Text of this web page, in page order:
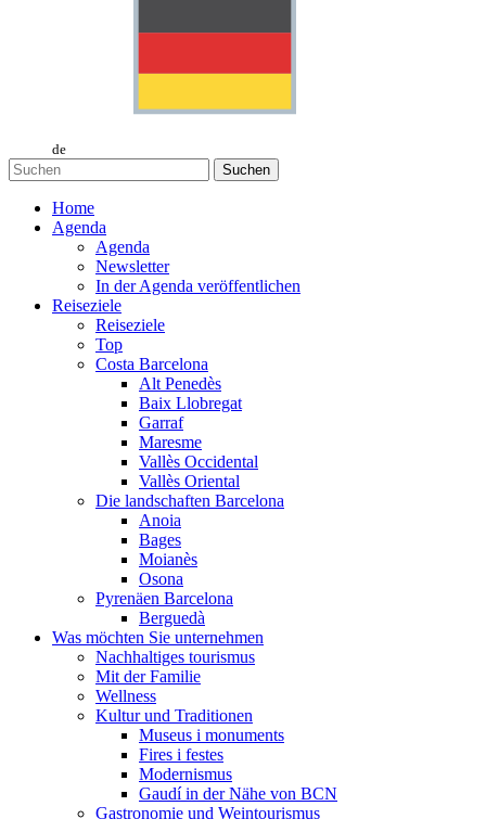
de
Suchen
Home
Agenda
Agenda
Newsletter
In der Agenda veröffentlichen
Reiseziele
Reiseziele
Top
Costa Barcelona
Alt Penedès
Baix Llobregat
Garraf
Maresme
Vallès Occidental
Vallès Oriental
Die landschaften Barcelona
Anoia
Bages
Moianès
Osona
Pyrenäen Barcelona
Berguedà
Was möchten Sie unternehmen
Nachhaltiges tourismus
Mit der Familie
Wellness
Kultur und Traditionen
Museus i monuments
Fires i festes
Modernismus
Gaudí in der Nähe von BCN
Gastronomie und Weintourismus